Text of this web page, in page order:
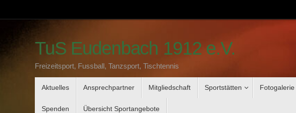
Inhalt
TuS Eudenbach 1912 e.V.
Freizeitsport, Fussball, Tanzsport, Tischtennis
Inhalt
Aktuelles Ansprechpartner Mitgliedschaft Sportstätten Fotogalerie
Spenden Übersicht Sportangebote